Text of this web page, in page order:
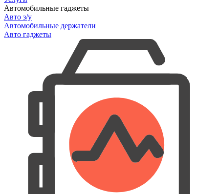
Автомобильные гаджеты
Авто з/у
Автомобильные держатели
Авто гаджеты